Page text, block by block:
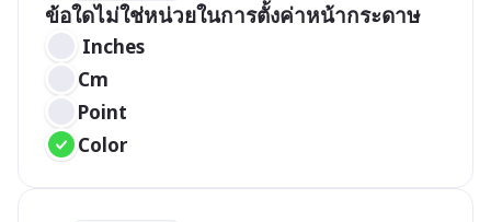
ข้อใดไม่ใช่หน่วยในการตั้งค่าหน้ากระดาษ
Inches
Cm
Point
Color